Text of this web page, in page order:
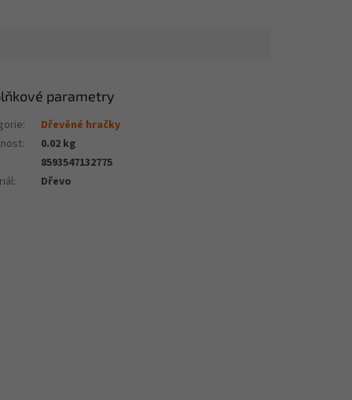
parametry
:
Dřevěné hračky
:
0.02 kg
8593547132775
: Dřevo